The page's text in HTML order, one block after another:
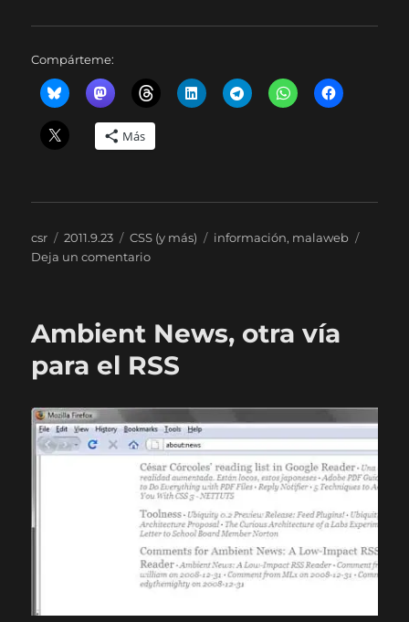
Compárteme:
Más
Autor
csr
Publicado
el
2011.9.23 Categorías
CSS (y más) Etiquetas
información, malaweb
Deja un comentarioen
es
infográfico
Ambient News, otra vía
para el RSS